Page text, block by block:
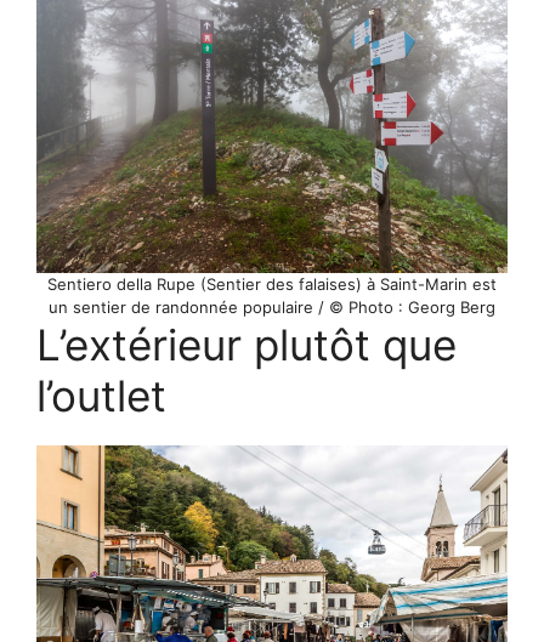
Sentiero della Rupe (Sentier des falaises) à Saint-Marin est
un sentier de randonnée populaire / © Photo : Georg Berg
L’extérieur plutôt que
l’outlet